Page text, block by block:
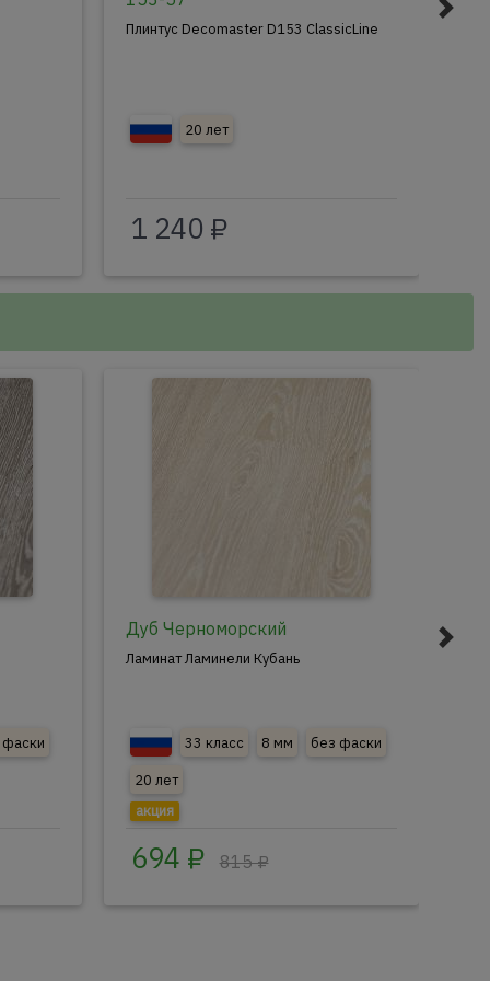
Плинтус Decomaster D153 ClassicLine
20 лет
1 240 ₽
Дуб Черноморский
Ламинат Ламинели Кубань
33 класс 8 мм
без фаски
20 лет
акция
694 ₽ 815 ₽